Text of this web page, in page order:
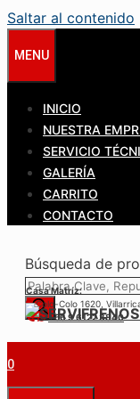
Saltar al contenido
MENU
INICIO
NUESTRA
SERVICIO
GALERÍA
CARRITO
CONTACTO
Búsqueda de
Casa Matríz:
Colo-Colo 1620,
+56 9 6122 3840
0